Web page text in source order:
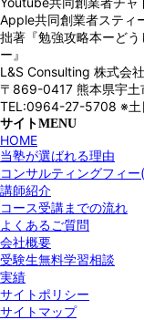
Apple共同創業者スティ
拙著『勉強攻略本ーど
ー』
L&S Consulting 株式会社
〒869-0417 熊本県宇土
TEL:0964-27-5708 ※土
サイトMENU
HOME
当塾が選ばれる理由
コンサルティングフィー
講師紹介
コース受講までの流れ
よくあるご質問
会社概要
受験生無料学習相談
実績
サイトポリシー
サイトマップ